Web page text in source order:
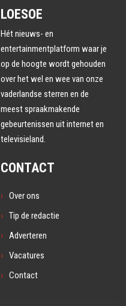
LOESOE
Hét nieuws- en
entertainmentplatform waar je
op de hoogte wordt gehouden
over het wel en wee van onze
vaderlandse sterren en de
meest spraakmakende
gebeurtenissen uit internet en
televisieland.
CONTACT
Over ons
Tip de redactie
Adverteren
Vacatures
Contact